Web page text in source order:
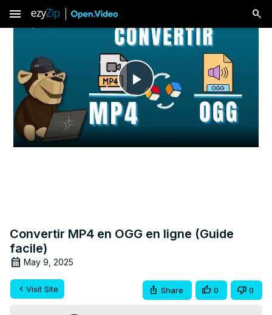
menu
Play
Video
Convertir MP4 en OGG en ligne (Guide
facile)
May 9, 2025
Visit Site Share 0 0